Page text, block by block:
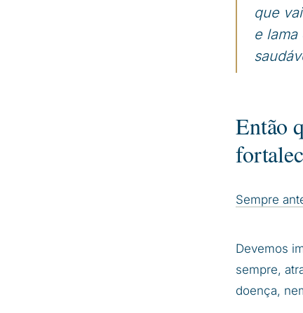
que
e
Então
Sempre
Devemos
sempre,
doença,